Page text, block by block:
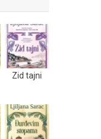
Zid tajni